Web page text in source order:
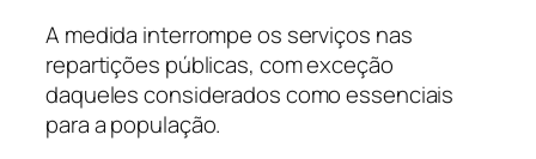
A medida interrompe os serviços nas
repartições públicas, com exceção
daqueles considerados como essenciais
para a população.